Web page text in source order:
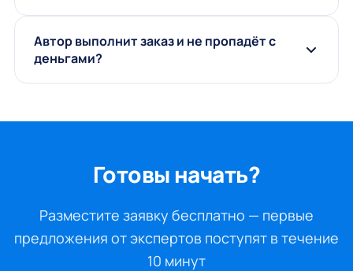
Автор выполнит заказ и не пропадёт с
деньгами?
Готовы начать?
Разместите заявку бесплатно — первые
предложения от экспертов поступят в течение
10 минут